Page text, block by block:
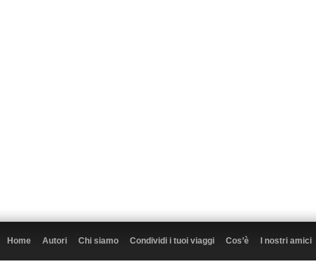
Home Autori Chi siamo Condividi i tuoi viaggi Cos’è I nostri amici